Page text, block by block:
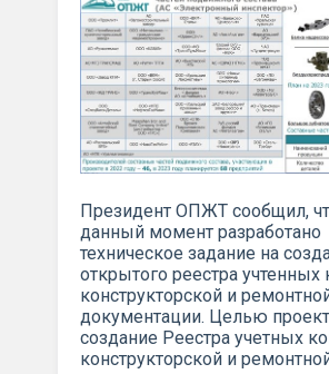
Президент ОПЖТ сообщил,
данный момент разработано
техническое задание на
открытого реестра учтенных
конструкторской и
документации. Целью
создание Реестра учетных
конструкторской и